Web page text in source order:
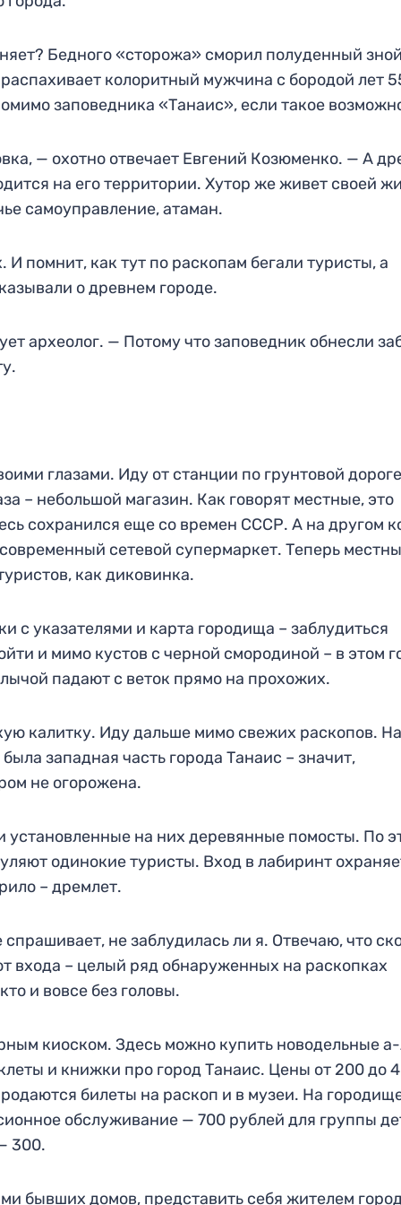
Бедного «сторожа» сморил полуденный
колоритный мужчина с бородой лет
заповедника «Танаис», если такое
— охотно отвечает Евгений Козюменко. — А
на его территории. Хутор же живет своей
самоуправление, атаман.
помнит, как тут по раскопам бегали туристы, а
о древнем городе.
археолог. — Потому что заповедник обнесли
глазами. Иду от станции по грунтовой
– небольшой магазин. Как говорят местные, это
сохранился еще со времен СССР. А на другом
сетевой супермаркет. Теперь
как диковинка.
с указателями и карта городища – заблудиться
и мимо кустов с черной смородиной – в этом
падают с веток прямо на прохожих.
калитку. Иду дальше мимо свежих раскопов. На
западная часть города Танаис – значит,
не огорожена.
установленные на них деревянные помосты. По
одинокие туристы. Вход в лабиринт
– дремлет.
не заблудилась ли я. Отвечаю, что
входа – целый ряд обнаруженных на раскопках
и вовсе без головы.
киоском. Здесь можно купить новодельные
и книжки про город Танаис. Цены от 200 до
билеты на раскоп и в музеи. На
обслуживание — 700 рублей для группы
300.
бывших домов, представить себя жителем